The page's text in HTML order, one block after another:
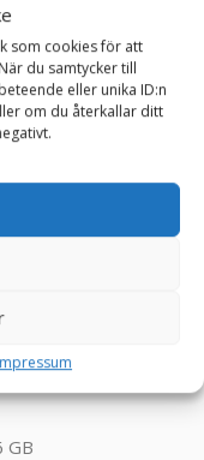
som cookies för att
du samtycker till
eller unika ID:n
om du återkallar ditt
som
Denna
grafik i många
för att köra de
Speldator är gjord
hand och vill ha
Creed, Valorant,
Overwatch ,
GB